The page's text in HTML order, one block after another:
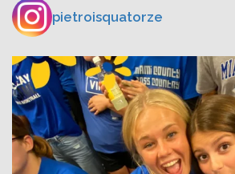
pietroisquatorze